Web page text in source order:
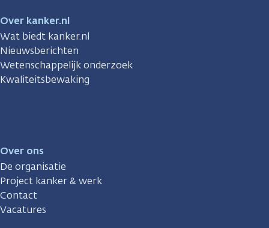
Over kanker.nl
Wat biedt kanker.nl
Nieuwsberichten
Wetenschappelijk onderzoek
Kwaliteitsbewaking
Over ons
De organisatie
Project kanker & werk
Contact
Vacatures